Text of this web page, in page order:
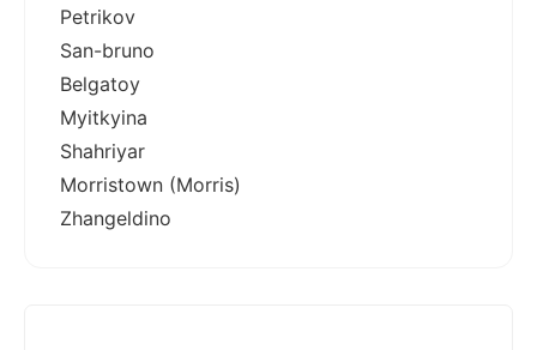
Petrikov
San-bruno
Belgatoy
Myitkyina
Shahriyar
Morristown (Morris)
Zhangeldino